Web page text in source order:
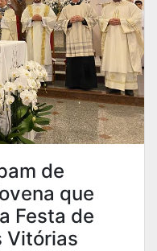
de
que
Festa de
Vitórias